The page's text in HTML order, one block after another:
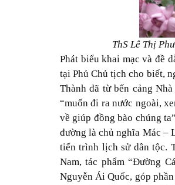
ThS Lê Thị
Phát biểu khai mạc và đề
tại Phủ Chủ tịch cho biết,
Thành đã từ bến cảng
“muốn đi ra nước ngoài,
về giúp đồng bào chúng
đường là chủ nghĩa Mác –
tiến trình lịch sử dân tộc.
Nam, tác phẩm “Đường
Nguyễn Ái Quốc, góp